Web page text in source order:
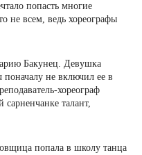
попасть многие
не всем, ведь хореографы
Бакунец. Девушка
поначалу не включил ее в
хореограф
сарненчанке талант,
попала в школу танца